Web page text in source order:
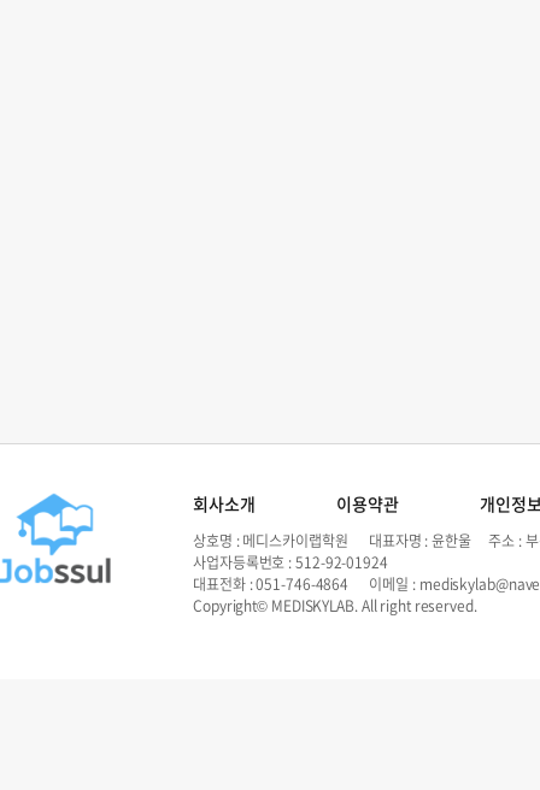
회사소개 이용약관 개인정
상호명 : 메디스카이랩학원 대표자명 : 윤한울 주소 : 부
사업자등록번호 : 512-92-01924
대표전화 : 051-746-4864 이메일 :
Copyright© MEDISKYLAB. All right reserved.